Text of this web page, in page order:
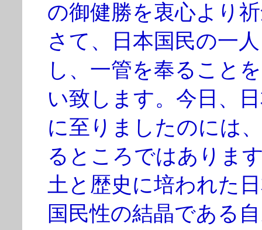
の御健勝を衷心より
さて、日本国民の一
し、一管を奉ること
い致します。今日、
に至りましたのには
るところではありま
土と歴史に培われた
国民性の結晶である